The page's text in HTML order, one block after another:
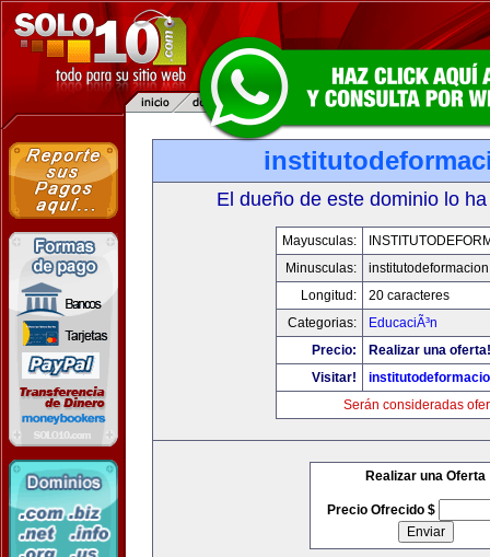
El dueño de este dominio lo
Mayusculas:
Minusculas:
Longitud:
20 caracteres
Categorias:
EducaciÃ³n
Precio:
Realizar una oferta!
Visitar!
Serán consideradas
Realizar una Oferta
Precio Ofrecido $